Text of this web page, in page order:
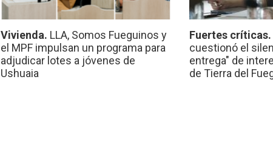
Vivienda. LLA, Somos Fueguinos y
el MPF impulsan un programa para
adjudicar lotes a jóvenes de
Ushuaia
Fuertes críticas.
cuestionó el
entrega" de
de Tierra del